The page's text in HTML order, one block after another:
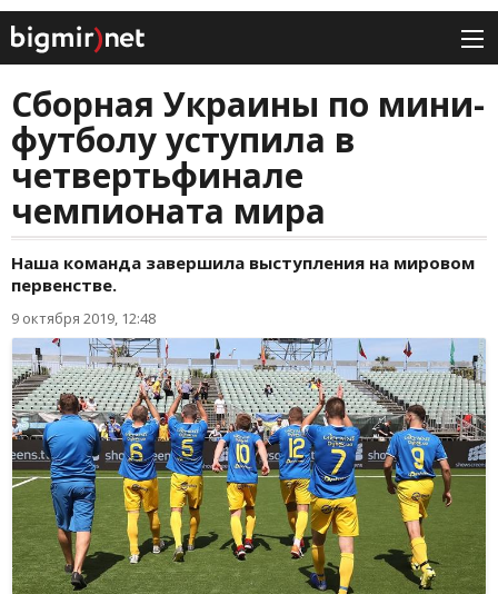
Сборная Украины по мини-
футболу уступила в
четвертьфинале
чемпионата мира
Наша команда завершила выступления на мировом
первенстве.
9 октября 2019, 12:48